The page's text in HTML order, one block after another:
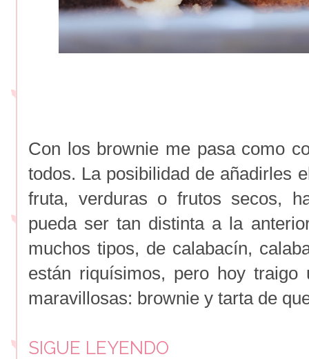
Con los brownie me pasa como
todos. La posibilidad de añadirles
fruta, verduras o frutos secos,
pueda ser tan distinta a la
muchos tipos, de calabacín,
están riquísimos, pero hoy
maravillosas: brownie y tarta de
SIGUE LEYENDO